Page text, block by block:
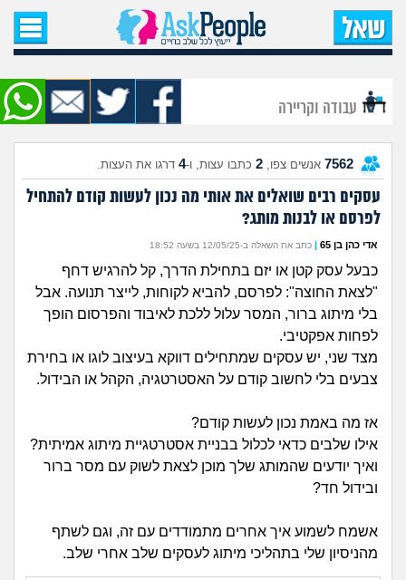
עמוד הבית
שאל שאלה
שאלות חדשות
שאלות שעוררו עניין
מה קורה כאן?
מתחם הטיפים
מדורים
היריון ולידה
מתבגרים
הרשמה | התחברות
עבודה וקריירה
7562 אנשים צפו, 2 כתבו עצות, ו-4 דרגו את העצות.
עסקים רבים שואלים את אותי מה נכון לעשות קודם להתחיל
לפרסם או לבנות מותג?
אדי כהן בן 65 | כתב את השאלה ב-12/05/25 בשעה 18:52
כבעל עסק קטן או יזם בתחילת הדרך, קל להרגיש דחף
"לצאת החוצה": לפרסם, להביא לקוחות, לייצר תנועה. אבל
בלי מיתוג ברור, המסר עלול ללכת לאיבוד והפרסום הופך
לפחות אפקטיבי.
מצד שני, יש עסקים שמתחילים דווקא בעיצוב לוגו או בחירת
צבעים בלי לחשוב קודם על האסטרטגיה, הקהל או הבידול.
אז מה באמת נכון לעשות קודם?
אילו שלבים כדאי לכלול בבניית אסטרטגיית מיתוג אמיתית?
ואיך יודעים שהמותג שלך מוכן לצאת לשוק עם מסר ברור
ובידול חד?
אשמח לשמוע איך אחרים מתמודדים עם זה, וגם לשתף
מהניסיון שלי בתהליכי מיתוג לעסקים שלב אחרי שלב.